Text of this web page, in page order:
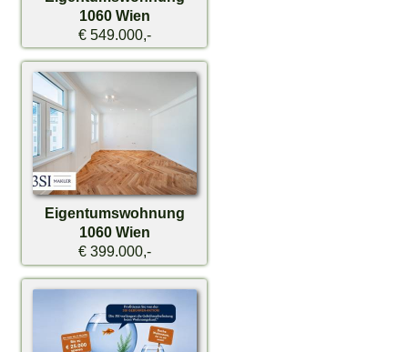
1060 Wien
€ 549.000,-
Eigentumswohnung
1060 Wien
€ 399.000,-